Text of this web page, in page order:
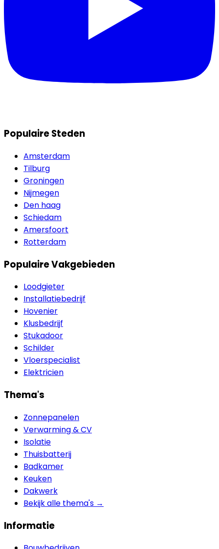
Populaire Steden
Amsterdam
Tilburg
Groningen
Nijmegen
Den haag
Schiedam
Amersfoort
Rotterdam
Populaire Vakgebieden
Loodgieter
Installatiebedrijf
Hovenier
Klusbedrijf
Stukadoor
Schilder
Vloerspecialist
Elektricien
Thema's
Zonnepanelen
Verwarming & CV
Isolatie
Thuisbatterij
Badkamer
Keuken
Dakwerk
Bekijk alle thema's →
Informatie